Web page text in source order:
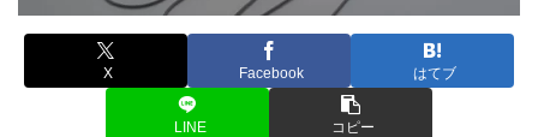
X Facebook はてブ
LINE コピー